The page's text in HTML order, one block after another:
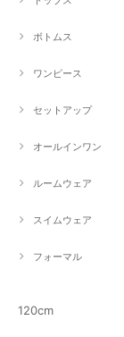
ボトムス
ワンピース
セットアップ
オールインワン
ルームウェア
スイムウェア
フォーマル
120cm